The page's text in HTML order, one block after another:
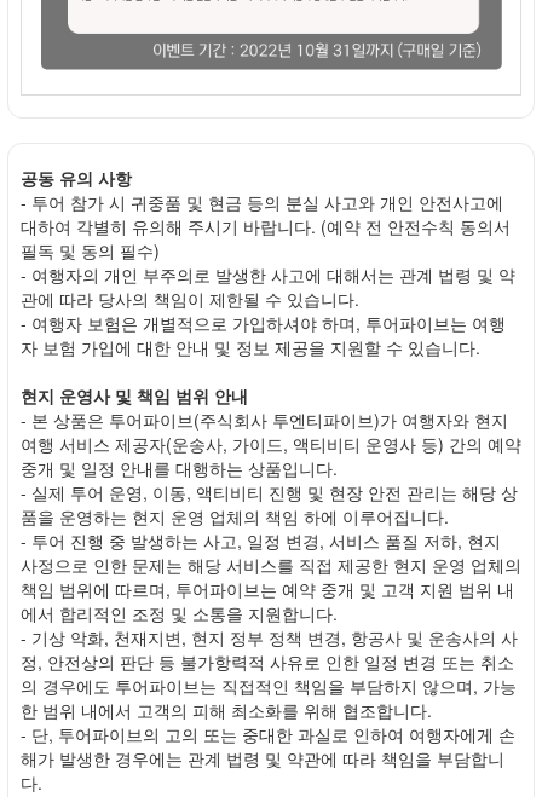
공동 유의 사항
- 투어 참가 시 귀중품 및 현금 등의 분실 사고와 개인 안전사고에
대하여 각별히 유의해 주시기 바랍니다. (예약 전 안전수칙 동의서
필독 및 동의 필수)
- 여행자의 개인 부주의로 발생한 사고에 대해서는 관계 법령 및 약
관에 따라 당사의 책임이 제한될 수 있습니다.
- 여행자 보험은 개별적으로 가입하셔야 하며, 투어파이브는 여행
자 보험 가입에 대한 안내 및 정보 제공을 지원할 수 있습니다.
현지 운영사 및 책임 범위 안내
- 본 상품은 투어파이브(주식회사 투엔티파이브)가 여행자와 현지
여행 서비스 제공자(운송사, 가이드, 액티비티 운영사 등) 간의 예약
중개 및 일정 안내를 대행하는 상품입니다.
- 실제 투어 운영, 이동, 액티비티 진행 및 현장 안전 관리는 해당 상
품을 운영하는 현지 운영 업체의 책임 하에 이루어집니다.
- 투어 진행 중 발생하는 사고, 일정 변경, 서비스 품질 저하, 현지
사정으로 인한 문제는 해당 서비스를 직접 제공한 현지 운영 업체의
책임 범위에 따르며, 투어파이브는 예약 중개 및 고객 지원 범위 내
에서 합리적인 조정 및 소통을 지원합니다.
- 기상 악화, 천재지변, 현지 정부 정책 변경, 항공사 및 운송사의 사
정, 안전상의 판단 등 불가항력적 사유로 인한 일정 변경 또는 취소
의 경우에도 투어파이브는 직접적인 책임을 부담하지 않으며, 가능
한 범위 내에서 고객의 피해 최소화를 위해 협조합니다.
- 단, 투어파이브의 고의 또는 중대한 과실로 인하여 여행자에게 손
해가 발생한 경우에는 관계 법령 및 약관에 따라 책임을 부담합니
다.